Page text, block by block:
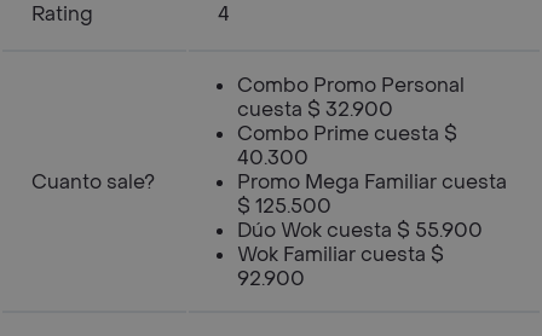
Rating 4
Cuanto sale?
Combo Promo Personal
cuesta $ 32.900
Combo Prime cuesta $
40.300
Promo Mega Familiar cuesta
$ 125.500
Dúo Wok cuesta $ 55.900
Wok Familiar cuesta $
92.900